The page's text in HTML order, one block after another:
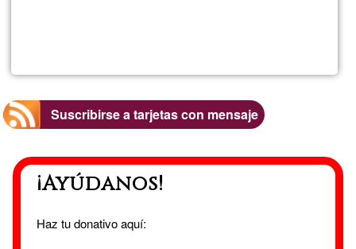
Pau
Suscribirse a tarjetas con mensaje
¡Ayúdanos!
Haz tu donativo aquí: